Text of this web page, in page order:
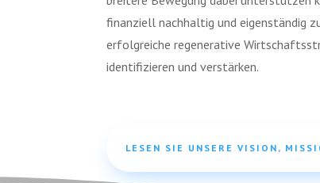
finanziell nachhaltig und eigenständig
erfolgreiche regenerative
identifizieren und verstärken.
LESEN SIE UNSERE VISION,